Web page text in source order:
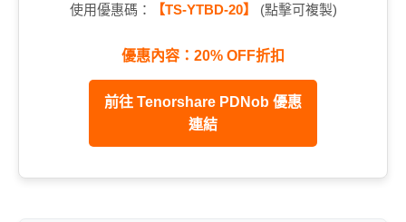
使用優惠碼： 【TS-YTBD-20】 (點擊可複製)
優惠內容：20% OFF折扣
前往 Tenorshare PDNob 優惠
連結